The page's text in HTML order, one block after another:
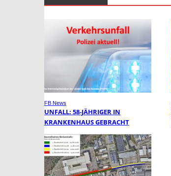
FB News
UNFALL: 58-JÄHRIGER IN
KRANKENHAUS GEBRACHT